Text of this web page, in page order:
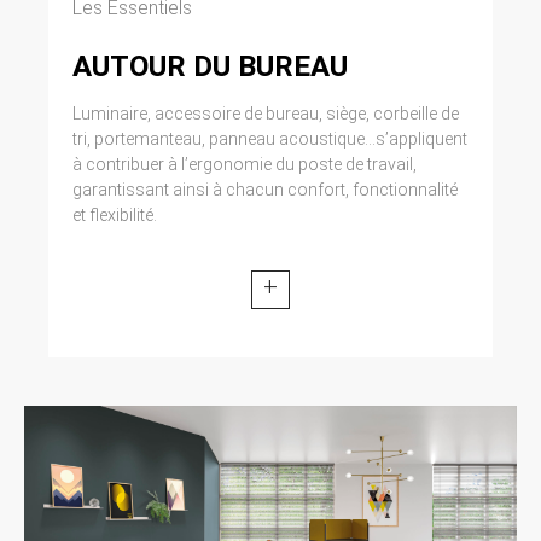
Les Essentiels
AUTOUR DU BUREAU
Luminaire, accessoire de bureau, siège, corbeille de
tri, portemanteau, panneau acoustique...s’appliquent
à contribuer à l’ergonomie du poste de travail,
garantissant ainsi à chacun confort, fonctionnalité
et flexibilité.
+